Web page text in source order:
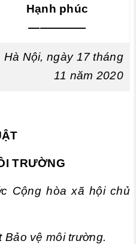
Hạnh phúc
—————
Hà Nội, ngày 17 tháng
11 năm 2020
TRƯỜNG
Cộng hòa xã hội chủ
Bảo vệ môi trường.